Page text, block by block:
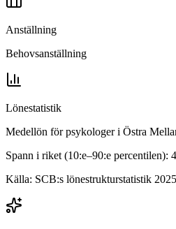
Anställning
Behovsanställning
Lönestatistik
Medellön förpsykologeri Östra
Spann i riket (10:e–90:e percentilen):
Källa: SCB:s lönestrukturstatistik 2025